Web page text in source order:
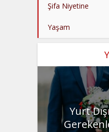
Şifa Niyetine
Yaşam
Yurt